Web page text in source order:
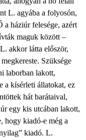
L. agyába a folyosón,
háziúr felesége, azért
maguk között –
akkor látta először,
Szüksége
laborban lakott,
a kísérleti állatokat, ez
hát barátaival,
egy kis utcában lakott,
hogy kiadó-e még a
kiadó. L.